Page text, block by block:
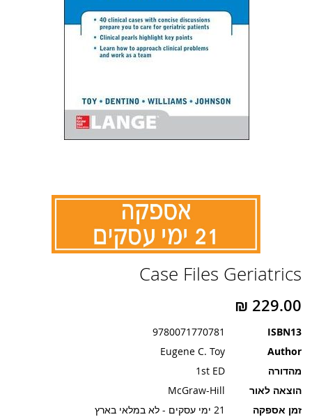
Case Files Geriatrics
ISBN13
9780071770781
Author
Eugene C. Toy
מהדורה
1st ED
הוצאה לאור
McGraw-Hill
זמן אספקה
21 ימי עסקים - לא במלאי בארץ
להתחלה
גלריית
תמונות